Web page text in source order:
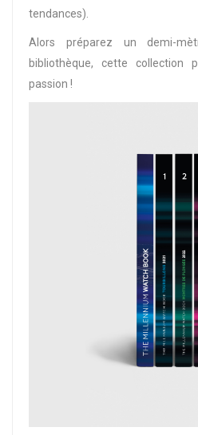
tendances).
Alors préparez un demi-
bibliothèque, cette collection
passion !